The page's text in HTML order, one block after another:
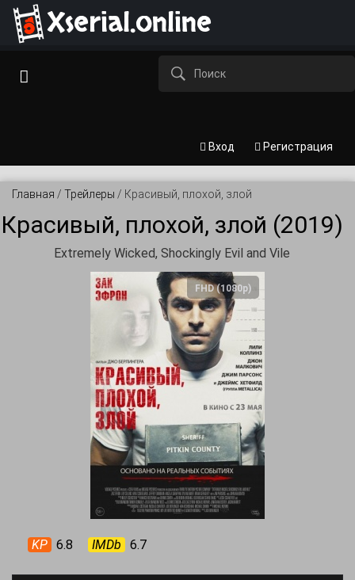
Xserial.online
Вход Регистрация
Главная / Трейлеры / Красивый, плохой, злой
Красивый, плохой, злой (2019)
Extremely Wicked, Shockingly Evil and Vile
FHD (1080p)
KP 6.8 IMDb 6.7